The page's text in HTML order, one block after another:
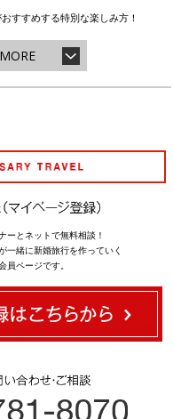
すすめする特別な楽しみ方！
ーとネットで無料相談！
一緒に新婚旅行を作っていく
員ページです。